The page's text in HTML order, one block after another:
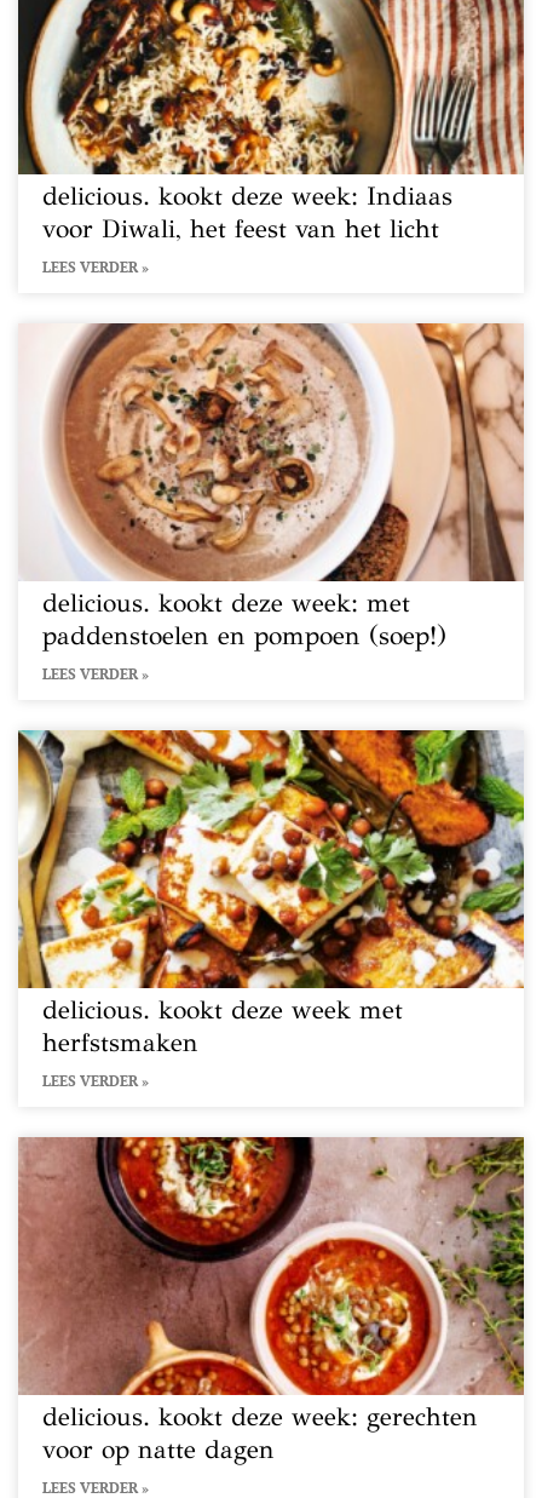
delicious. kookt deze week: Indiaas
voor Diwali, het feest van het licht
LEES VERDER »
delicious. kookt deze week: met
paddenstoelen en pompoen (soep!)
LEES VERDER »
delicious. kookt deze week met
herfstsmaken
LEES VERDER »
delicious. kookt deze week: gerechten
voor op natte dagen
LEES VERDER »